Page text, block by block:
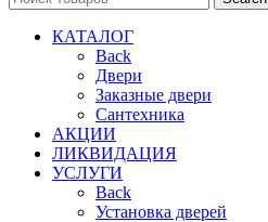
КАТАЛОГ
Back
Двери
Заказные двери
Сантехника
АКЦИИ
ЛИКВИДАЦИЯ
УСЛУГИ
Back
Установка дверей